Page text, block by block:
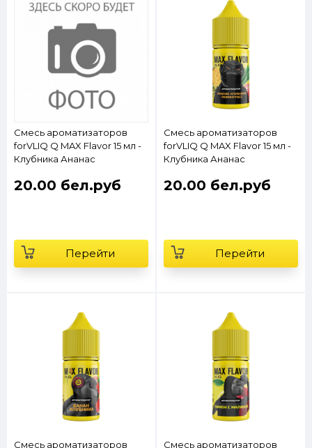
Смесь ароматизаторов
forVLIQ Q MAX Flavor 15 мл -
Клубника Ананас
20.00 бел.руб
Перейти
Смесь ароматизаторов
forVLIQ Q MAX Flavor 15 мл -
Клубника Ананас
20.00 бел.руб
Перейти
Смесь ароматизаторов Смесь ароматизаторов